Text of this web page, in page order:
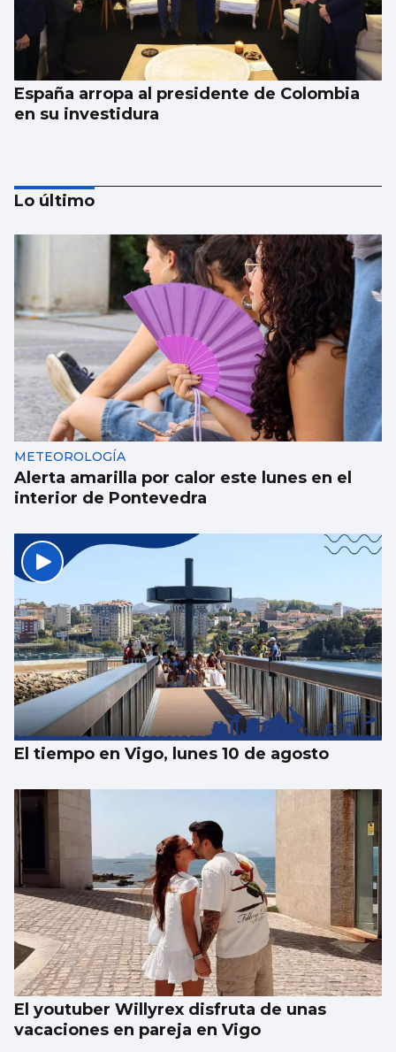
España arropa al presidente de Colombia
en su investidura
Al menos seis muertos y una quincena de
heridos en un tiroteo en un colegio en el
centro de Tailandia
Lo último
METEOROLOGÍA
Alerta amarilla por calor este lunes en el
interior de Pontevedra
El tiempo en Vigo, lunes 10 de agosto
El youtuber Willyrex disfruta de unas
vacaciones en pareja en Vigo